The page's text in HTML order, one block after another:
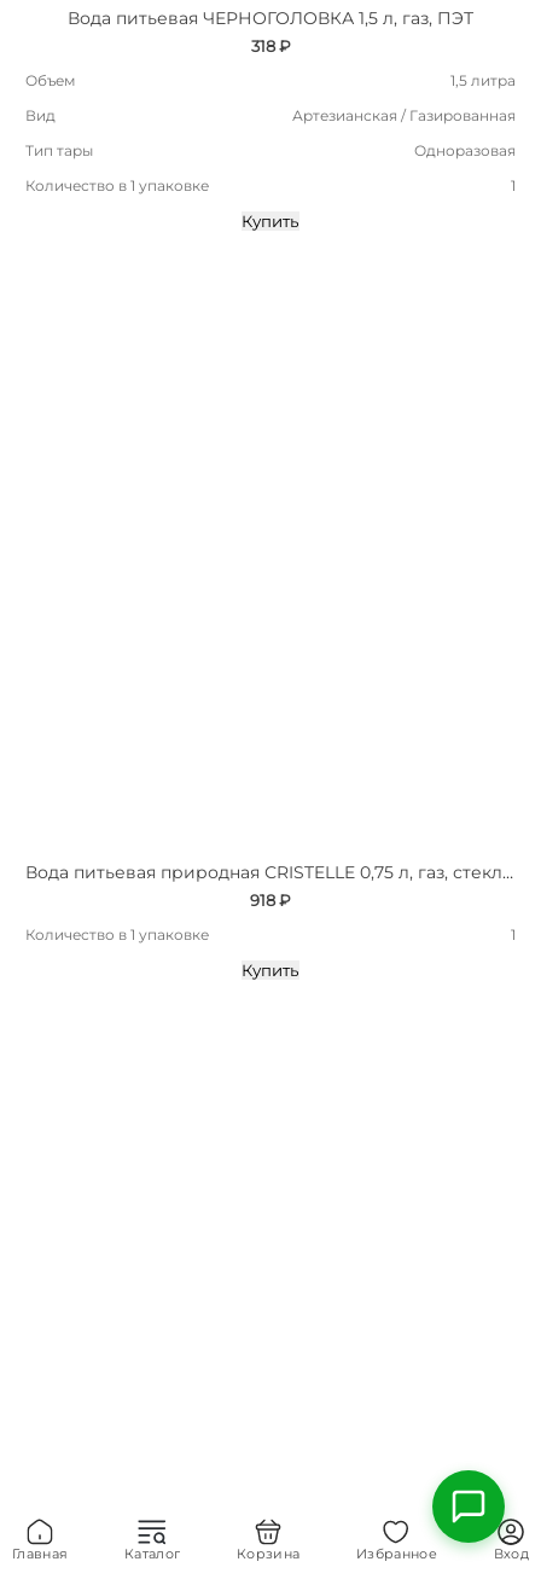
Главная Каталог Корзина Избранное Вход
Вода питьевая ЧЕРНОГОЛОВКА 1,5 л, газ, ПЭТ
318 ₽
Объем
1,5 литра
Вид
Артезианская / Газированная
Тип тары
Одноразовая
Количество в 1 упаковке
1
Купить
Вода питьевая природная СRISTELLE 0,75 л, газ, стекло, премиум
918 ₽
Количество в 1 упаковке 1
Купить